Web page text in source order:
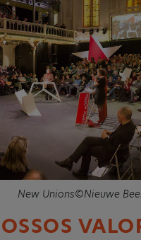
New Unions©Nieuwe